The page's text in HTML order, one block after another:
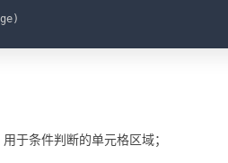
于条件判断的单元格区域；